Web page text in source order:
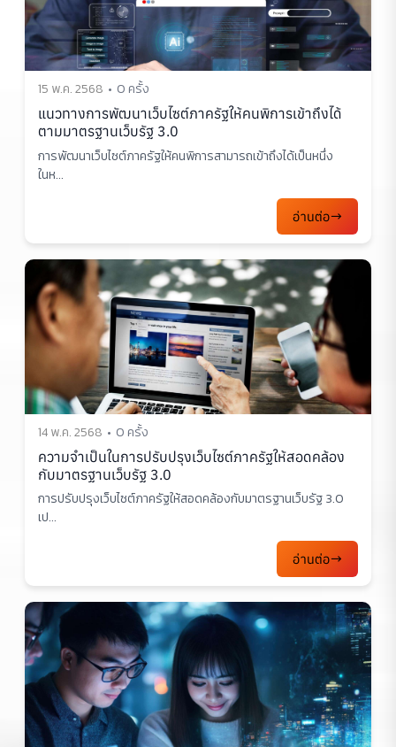
15 พ.ค. 2568 0 ครั้ง
แนวทางการพัฒนาเว็บไซต์ภาครัฐให้คนพิการเข้าถึงได้
ตามมาตรฐานเว็บรัฐ 3.0
การพัฒนาเว็บไซต์ภาครัฐให้คนพิการสามารถเข้าถึงได้เป็นหนึ่ง
ในห...
อ่านต่อ
14 พ.ค. 2568 0 ครั้ง
ความจำเป็นในการปรับปรุงเว็บไซต์ภาครัฐให้สอดคล้อง
กับมาตรฐานเว็บรัฐ 3.0
การปรับปรุงเว็บไซต์ภาครัฐให้สอดคล้องกับมาตรฐานเว็บรัฐ 3.0
เป...
อ่านต่อ